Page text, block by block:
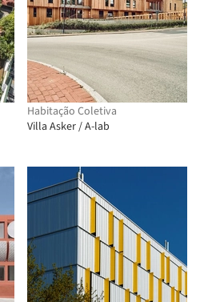
Habitação Coletiva
Villa Asker / A-lab